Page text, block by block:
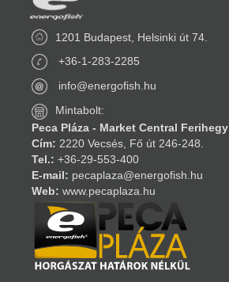
1201 Budapest, Helsinki út 74.
+36-1-283-2285
info@energofish.hu
Mintabolt:
Peca Pláza - Market Central Ferihegy
Cím: 2220 Vecsés, Fő út 246-248.
Tel.: +36-29-553-400
E-mail: pecaplaza@energofish.hu
Web: www.pecaplaza.hu